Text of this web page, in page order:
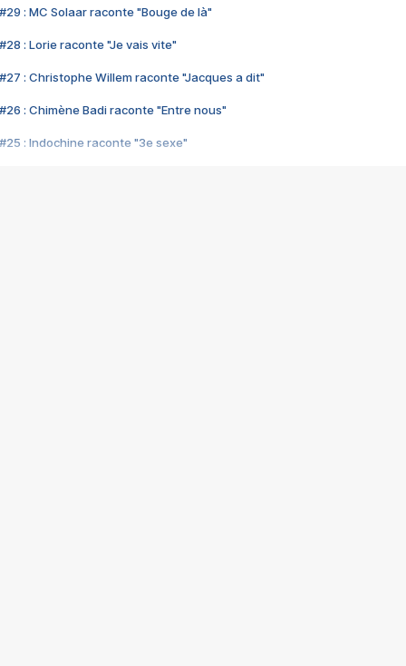
#29 : MC Solaar raconte "Bouge de là"
#28 : Lorie raconte "Je vais vite"
#27 : Christophe Willem raconte "Jacques a dit"
#26 : Chimène Badi raconte "Entre nous"
#25 : Indochine raconte "3e sexe"